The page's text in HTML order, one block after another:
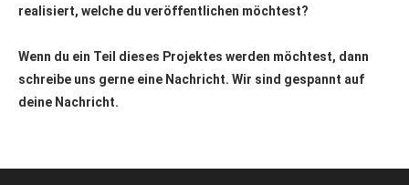
realisiert, welche du veröffentlichen möchtest?
Wenn du ein Teil dieses Projektes werden möchtest, dann
schreibe uns gerne eine Nachricht. Wir sind gespannt auf
deine Nachricht.